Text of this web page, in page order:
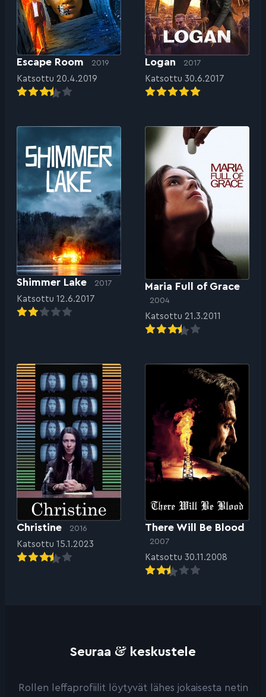
Escape Room 2019
Katsottu 20.4.2019
Logan 2017
Katsottu 30.6.2017
Shimmer Lake 2017
Katsottu 12.6.2017
Maria Full of Grace
2004
Katsottu 21.3.2011
Christine 2016
Katsottu 15.1.2023
There Will Be Blood
2007
Katsottu 30.11.2008
Seuraa & keskustele
Rollen leffaprofiilit löytyvät lähes jokaisesta netin